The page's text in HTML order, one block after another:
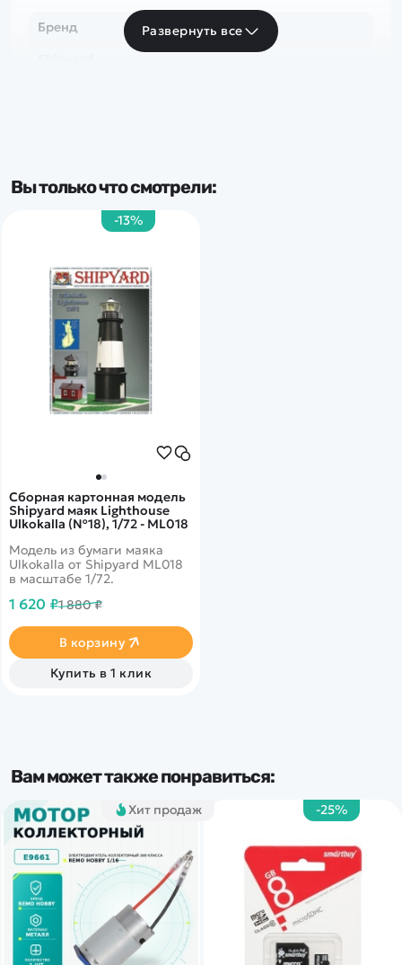
Бренд
Развернуть все
Вы только что смотрели:
-13%
Сборная картонная модель
Shipyard маяк Lighthouse
Ulkokalla (№18), 1/72 - ML018
Модель из бумаги маяка
Ulkokalla от Shipyard ML018
в масштабе 1/72.
1 620 ₽1 880 ₽
В корзину
Купить в 1 клик
Вам может также понравиться:
-25%
Хит продаж